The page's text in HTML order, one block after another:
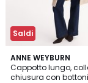
Saldi
ANNE WEYBURN
Cappotto lungo,
chiusura con bottoni
3,8
/ 5
2
Colori